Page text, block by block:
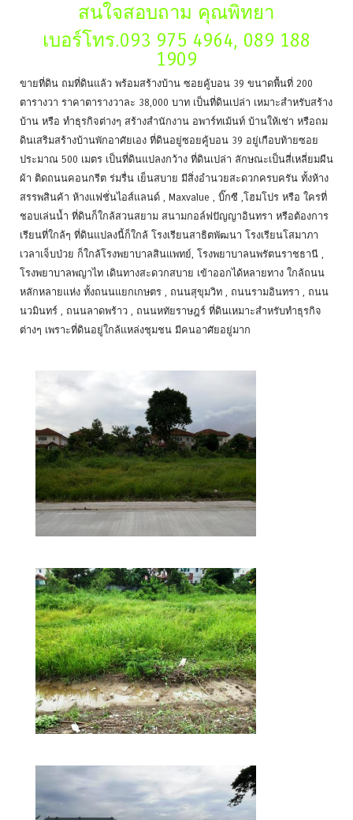
สนใจสอบถาม คุณพิทยา
เบอร์โทร.093 975 4964, 089 188
1909
ขายที่ดิน ถมที่ดินแล้ว พร้อมสร้างบ้าน ซอยคู้บอน 39 ขนาดพื้นที่ 200
ตารางวา ราคาตารางวาละ 38,000 บาท เป็นที่ดินเปล่า เหมาะสำหรับสร้าง
บ้าน หรือ ทำธุรกิจต่างๆ สร้างสำนักงาน อพาร์ทเม้นท์ บ้านให้เช่า หรือถม
ดินเสริมสร้างบ้านพักอาศัยเอง ที่ดินอยู่ซอยคู้บอน 39 อยู่เกือบท้ายซอย
ประมาณ 500 เมตร เป็นที่ดินแปลงกว้าง ที่ดินเปล่า ลักษณะเป็นสี่เหลี่ยมผืน
ผ้า ติดถนนคอนกรีต ร่มรื่น เย็นสบาย มีสิ่งอำนวยสะดวกครบครัน ทั้งห้าง
สรรพสินค้า ห้างแฟชั่นไอส์แลนด์ , Maxvalue , บิ๊กซี ,โฮมโปร หรือ ใครที่
ชอบเล่นน้ำ ที่ดินก็ใกล้สวนสยาม สนามกอล์ฟปัญญาอินทรา หรือต้องการ
เรียนที่ใกล้ๆ ที่ดินแปลงนี้ก็ใกล้ โรงเรียนสาธิตพัฒนา โรงเรียนโสมาภา
เวลาเจ็บป่วย ก็ใกล้โรงพยาบาลสินแพทย์, โรงพยาบาลนพรัตนราชธานี ,
โรงพยาบาลพญาไท เดินทางสะดวกสบาย เข้าออกได้หลายทาง ใกล้ถนน
หลักหลายแห่ง ทั้งถนนแยกเกษตร , ถนนสุขุมวิท , ถนนรามอินทรา , ถนน
นวมินทร์ , ถนนลาดพร้าว , ถนนหทัยราษฎร์ ที่ดินเหมาะสำหรับทำธุรกิจ
ต่างๆ เพราะที่ดินอยู่ใกล้แหล่งชุมชน มีคนอาศัยอยู่มาก